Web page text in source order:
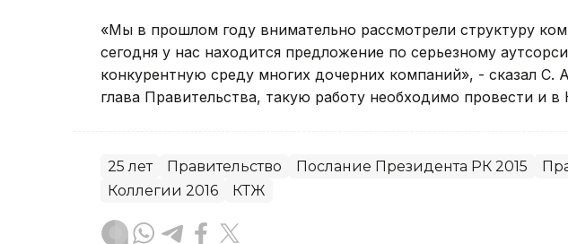
«Мы в прошлом году внимательно рассмотрели структуру
сегодня у нас находится предложение по серьезному
конкурентную среду многих дочерних компаний», - сказал С.
глава Правительства, такую работу необходимо провести и
25 лет Правительство Послание Президента РК 2015
Коллегии 2016
КТЖ